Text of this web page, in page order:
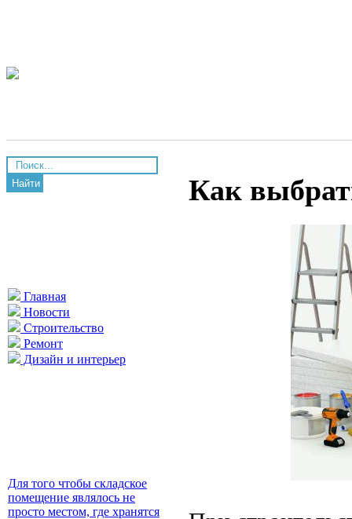
Найти
Главная
Новости
Строительство
Ремонт
Дизайн и интерьер
Для того чтобы складское
помещение являлось не
просто местом, где хранятся
Как